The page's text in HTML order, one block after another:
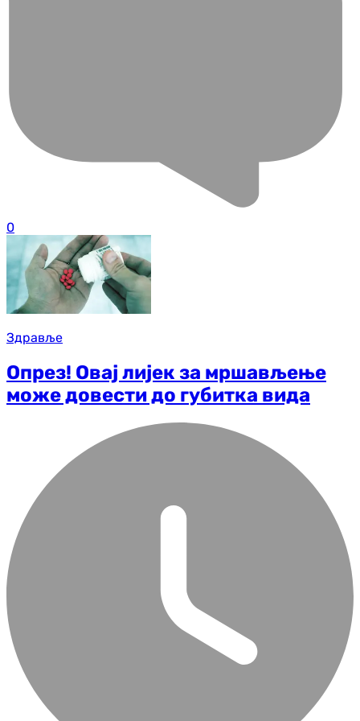
0
Здравље
Опрез! Овај лијек за мршављење
може довести до губитка вида